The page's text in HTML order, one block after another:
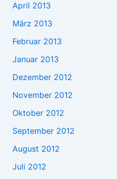
April 2013
März 2013
Februar 2013
Januar 2013
Dezember 2012
November 2012
Oktober 2012
September 2012
August 2012
Juli 2012